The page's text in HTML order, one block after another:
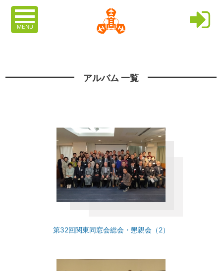
MENU
アルバム 一覧
第32回関東同窓会総会・懇親会（2）